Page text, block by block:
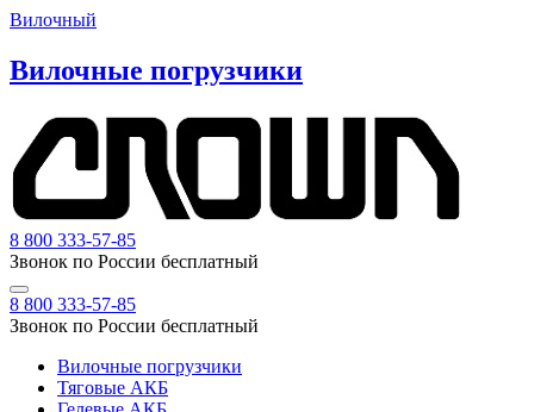
Вилочный
Вилочные погрузчики
8 800 333-57-85
Звонок по России бесплатный
8 800 333-57-85
Звонок по России бесплатный
Вилочные погрузчики
Тяговые АКБ